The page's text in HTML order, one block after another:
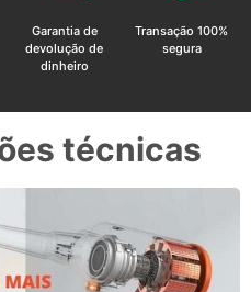
Garantia de
devolução de
dinheiro
Transação 100%
segura
técnicas